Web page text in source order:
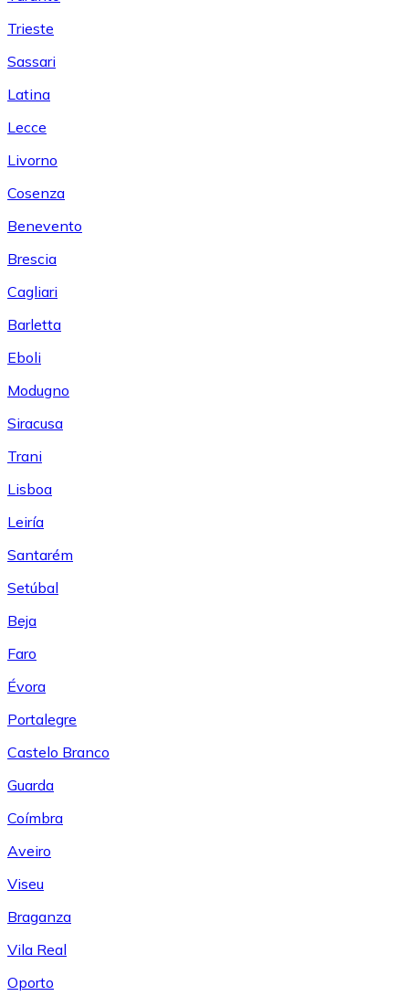
Trieste
Sassari
Latina
Lecce
Livorno
Cosenza
Benevento
Brescia
Cagliari
Barletta
Eboli
Modugno
Siracusa
Trani
Lisboa
Leiría
Santarém
Setúbal
Beja
Faro
Évora
Portalegre
Castelo Branco
Guarda
Coímbra
Aveiro
Viseu
Braganza
Vila Real
Oporto